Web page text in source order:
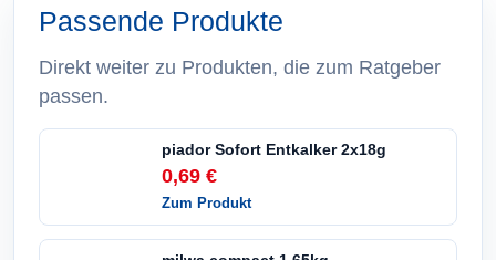
Passende Produkte
Direkt weiter zu Produkten, die zum Ratgeber
passen.
piador Sofort Entkalker 2x18g
0,69 €
Zum Produkt